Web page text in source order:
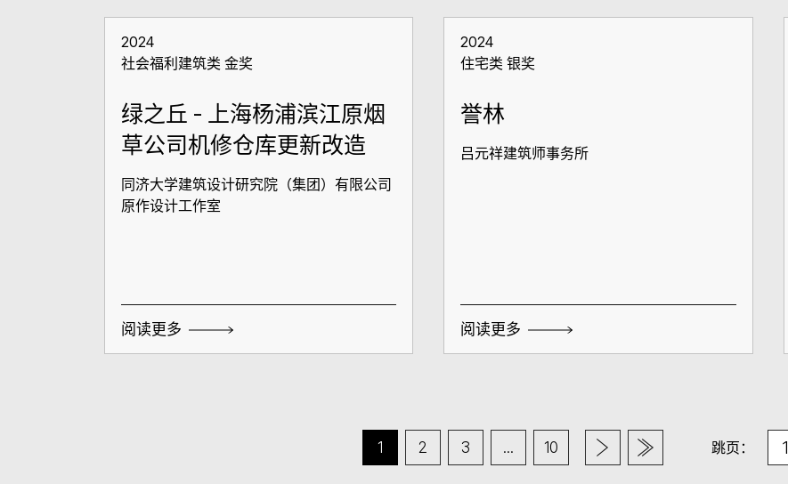
2024
社会福利建筑类 金奖
绿之丘 - 上海杨浦滨江原烟
草公司机修仓库更新改造
同济大学建筑设计研究院（集团）有限公司
原作设计工作室
阅读更多
2024
住宅类 银奖
誉林
吕元祥建筑师事务所
阅读更多
1 2 3 ... 10 跳页：